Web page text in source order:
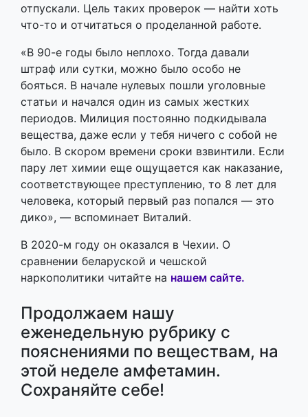
отпускали. Цель таких проверок — найти хоть
что-то и отчитаться о проделанной работе.
«В 90-е годы было неплохо. Тогда давали
штраф или сутки, можно было особо не
бояться. В начале нулевых пошли уголовные
статьи и начался один из самых жестких
периодов. Милиция постоянно подкидывала
вещества, даже если у тебя ничего с собой не
было. В скором времени сроки взвинтили. Если
пару лет химии еще ощущается как наказание,
соответствующее преступлению, то 8 лет для
человека, который первый раз попался — это
дико», — вспоминает Виталий.
В 2020-м году он оказался в Чехии. О
сравнении беларуской и чешской
наркополитики читайте на нашем сайте.
Продолжаем нашу
еженедельную рубрику с
пояснениями по веществам, на
этой неделе амфетамин.
Сохраняйте себе!